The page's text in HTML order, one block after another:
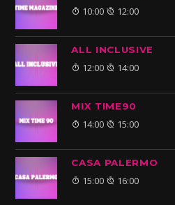
10:00 12:00
ALL INCLUSIVE
12:00 14:00
MIX TIME90
14:00 15:00
CASA PALERMO
15:00 16:00